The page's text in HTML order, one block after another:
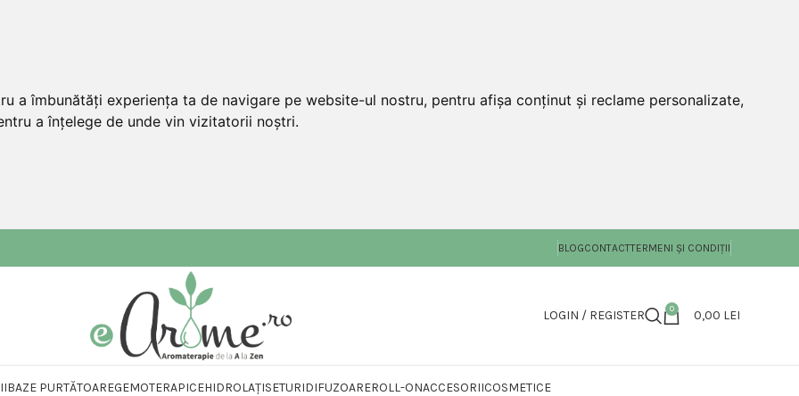
a îmbunătăți experiența ta de navigare pe website-ul nostru, pentru afișa conținut și reclame personalizate,
a înțelege de unde vin vizitatorii noștri.
BLOGCONTACTTERMENI ȘI CONDIȚII
LOGIN / REGISTER 0 0,00 LEI
BAZE PURTĂTOAREGEMOTERAPICEHIDROLAȚISETURIDIFUZOAREROLL-ONACCESORIICOSMETICE